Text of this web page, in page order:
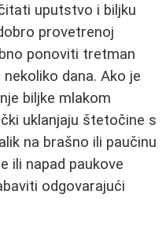
uputstvo i biljku
provetrenoj
ponoviti tretman
dana. Ako je
biljke mlakom
uklanjaju štetočine s
na brašno ili paučinu
ili napad paukove
odgovarajući